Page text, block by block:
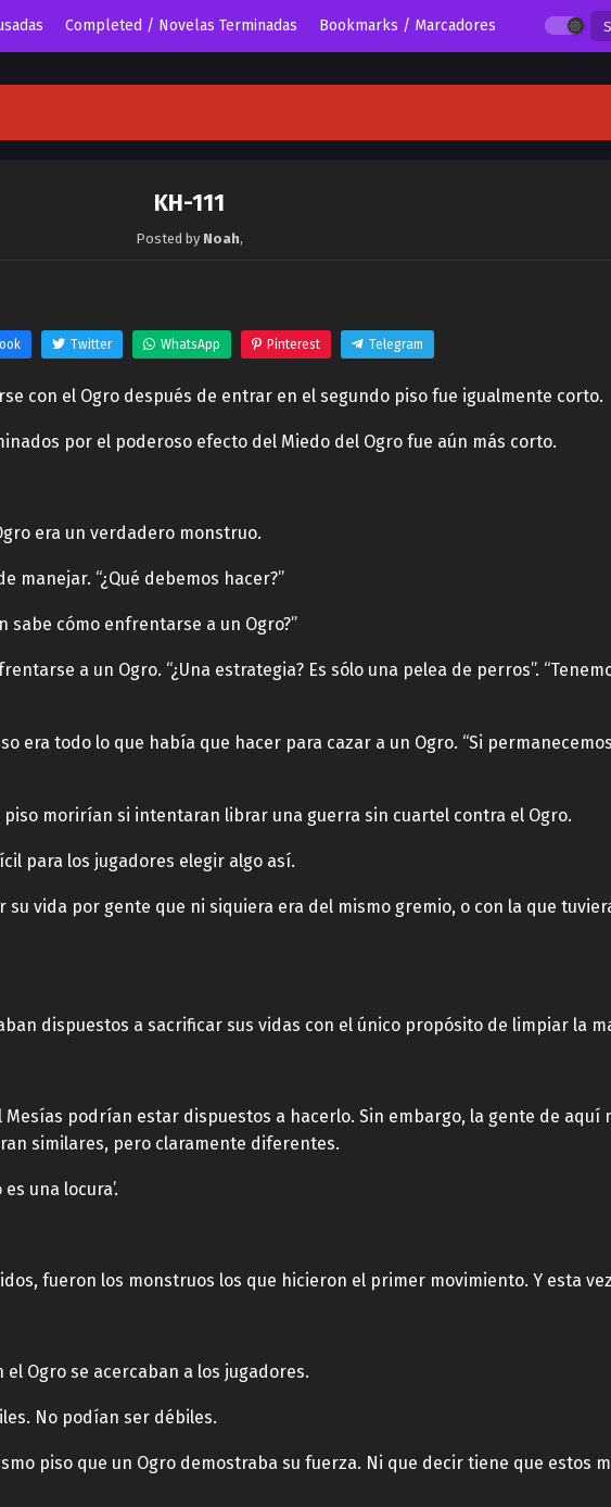
Completed / Novelas Terminadas Bookmarks / Marcadores
KH-111
Posted by Noah,
Twitter WhatsApp Pinterest Telegram
con el Ogro después de entrar en el segundo piso fue igualmente corto.
por el poderoso efecto del Miedo del Ogro fue aún más corto.
era un verdadero monstruo.
manejar. “¿Qué debemos hacer?”
sabe cómo enfrentarse a un Ogro?”
a un Ogro. “¿Una estrategia? Es sólo una pelea de perros”.
era todo lo que había que hacer para cazar a un Ogro. “Si
morirían si intentaran librar una guerra sin cuartel contra el Ogro.
para los jugadores elegir algo así.
vida por gente que ni siquiera era del mismo gremio, o con la que
dispuestos a sacrificar sus vidas con el único propósito de limpiar la
podrían estar dispuestos a hacerlo. Sin embargo, la gente de aquí
similares, pero claramente diferentes.
una locura’.
fueron los monstruos los que hicieron el primer movimiento. Y esta
Ogro se acercaban a los jugadores.
No podían ser débiles.
piso que un Ogro demostraba su fuerza. Ni que decir tiene que estos